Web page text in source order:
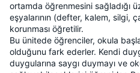
ortamda öğrenmesini sağladığı
eşyalarının (defter, kalem, silgi,
korunması öğretilir.
Bu ünitede öğrenciler, okula
olduğunu fark ederler. Kendi
duygularına saygı duymayı ve